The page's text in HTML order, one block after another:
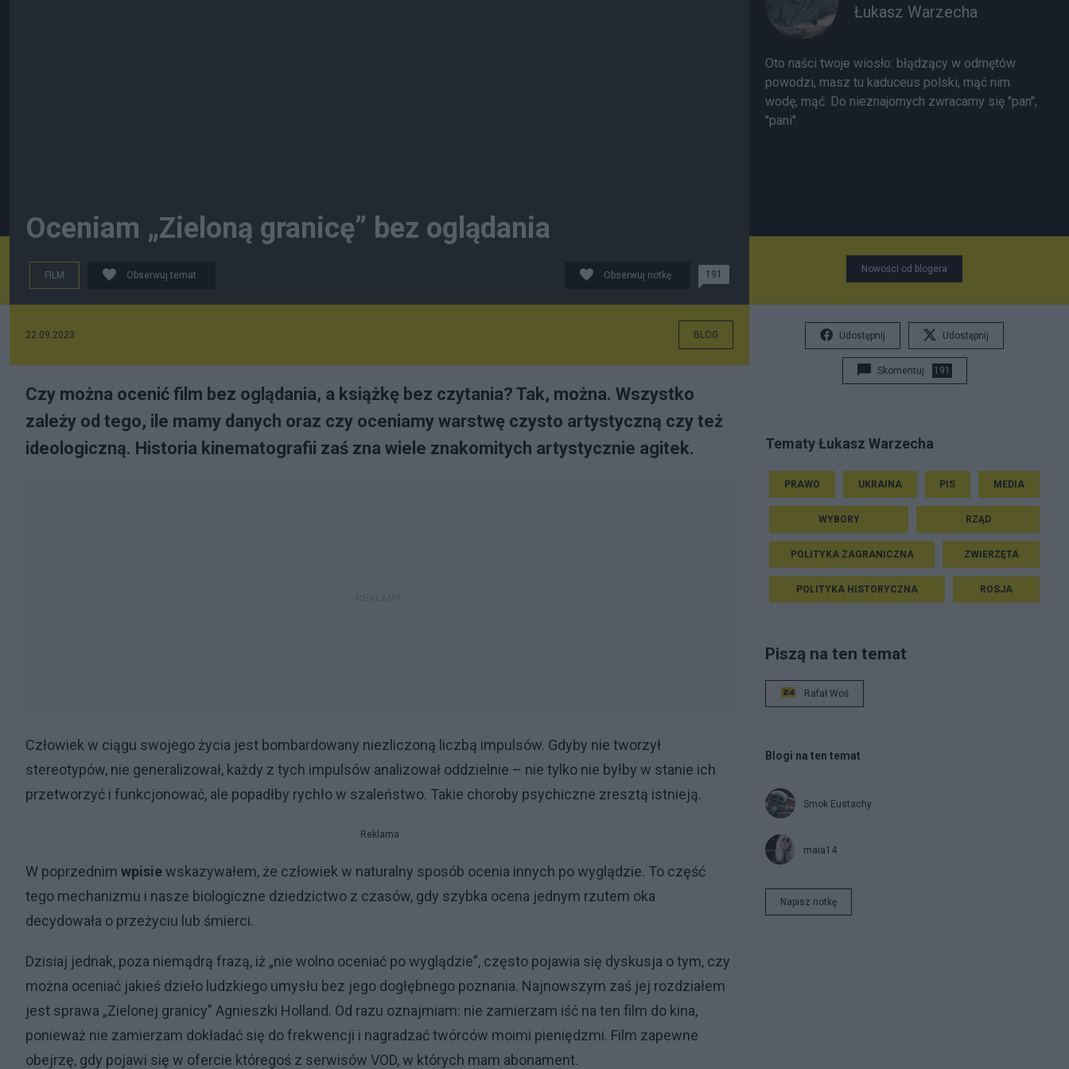
Oceniam „Zieloną granicę” bez oglądania
FILM Obserwuj temat Obserwuj notkę 191
22.09.2023 BLOG
Czy można ocenić film bez oglądania, a książkę bez czytania? Tak, można. Wszystko
zależy od tego, ile mamy danych oraz czy oceniamy warstwę czysto artystyczną czy też
ideologiczną. Historia kinematografii zaś zna wiele znakomitych artystycznie agitek.
Człowiek w ciągu swojego życia jest bombardowany niezliczoną liczbą impulsów. Gdyby nie tworzył
stereotypów, nie generalizował, każdy z tych impulsów analizował oddzielnie – nie tylko nie byłby w stanie ich
przetworzyć i funkcjonować, ale popadłby rychło w szaleństwo. Takie choroby psychiczne zresztą istnieją.
Reklama
W poprzednim wpisiewskazywałem, że człowiek w naturalny sposób ocenia innych po wyglądzie. To część
tego mechanizmu i nasze biologiczne dziedzictwo z czasów, gdy szybka ocena jednym rzutem oka
decydowała o przeżyciu lub śmierci.
Dzisiaj jednak, poza niemądrą frazą, iż „nie wolno oceniać po wyglądzie”, często pojawia się dyskusja o tym, czy
można oceniać jakieś dzieło ludzkiego umysłu bez jego dogłębnego poznania. Najnowszym zaś jej rozdziałem
jest sprawa „Zielonej granicy” Agnieszki Holland. Od razu oznajmiam: nie zamierzam iść na ten film do kina,
ponieważ nie zamierzam dokładać się do frekwencji i nagradzać twórców moimi pieniędzmi. Film zapewne
obejrzę, gdy pojawi się w ofercie któregoś z serwisów VOD, w których mam abonament.
Łukasz Warzecha
Oto naści twoje wiosło: błądzący w odmętów
powodzi, masz tu kaduceus polski, mąć nim
wodę, mąć. Do nieznajomych zwracamy się "pan",
"pani".
Nowości od blogera
Udostępnij Udostępnij
Skomentuj 191
Tematy Łukasz Warzecha
PRAWO UKRAINA PIS MEDIA
WYBORY RZĄD
POLITYKA ZAGRANICZNA ZWIERZĘTA
POLITYKA HISTORYCZNA ROSJA
Piszą na ten temat
Rafał Woś
Blogi na ten temat
Smok Eustachy
maia14
Napisz notkę